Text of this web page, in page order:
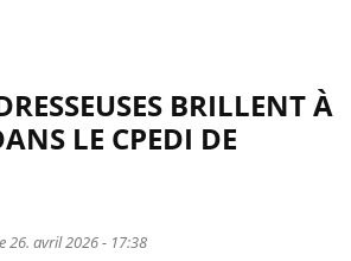
BRILLENT À
LE CPEDI DE
26. avril 2026 - 17:38